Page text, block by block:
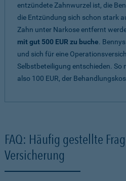
entzündete Zahnwurzel ist, die
die Entzündung sich schon stark
Zahn unter Narkose entfernt
mit gut 500 EUR zu buche.
und sich für eine
Selbstbeteiligung entschieden. So
also 100 EUR, der
FAQ: Häufig gestellte
Versicherung